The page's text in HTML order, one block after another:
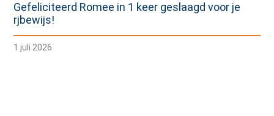
Gefeliciteerd Romee in 1 keer geslaagd voor je
rjbewijs!
1 juli 2026